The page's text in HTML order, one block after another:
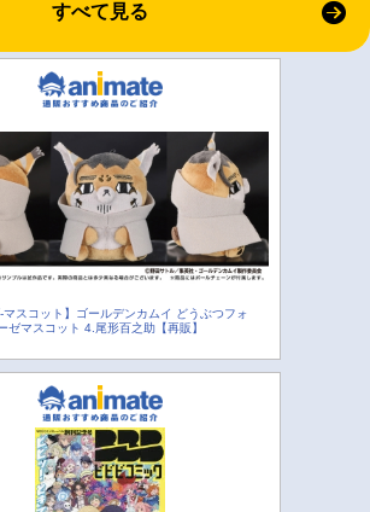
すべて見る
-マスコット】ゴールデンカムイ どうぶつフォ
ゼマスコット 4.尾形百之助【再販】